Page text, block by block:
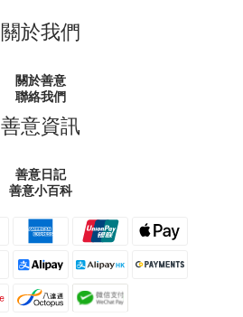
關於我們
關於善意
聯絡我們
善意資訊
善意日記
善意小百科